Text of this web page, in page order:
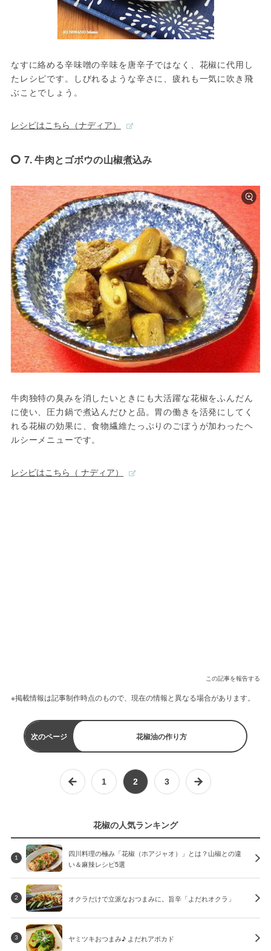
なすに絡める辛味噌の辛味を唐辛子ではなく、花椒に代用し
たレシピです。しびれるような辛さに、疲れも一気に吹き飛
ぶことでしょう。
レシピはこちら（ナディア）
7. 牛肉とゴボウの山椒煮込み
牛肉独特の臭みを消したいときにも大活躍な花椒をふんだん
に使い、圧力鍋で煮込んだひと品。胃の働きを活発にしてく
れる花椒の効果に、食物繊維たっぷりのごぼうが加わったヘ
ルシーメニューです。
レシピはこちら（ ナディア）
この記事を報告する
※掲載情報は記事制作時点のもので、現在の情報と異なる場合があります。
次のページ 花椒油の作り方
1 2 3
花椒の人気ランキング
1
四川料理の極み「花椒（ホアジャオ）」とは？山椒との違
い＆麻辣レシピ5選
2 オクラだけで立派なおつまみに。旨辛「よだれオクラ」
3 ヤミツキおつまみ♪ よだれアボカド